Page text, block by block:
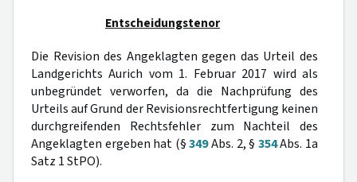
Entscheidungstenor
Die Revision des Angeklagten gegen das Urteil des
Landgerichts Aurich vom 1. Februar 2017 wird als
unbegründet verworfen, da die Nachprüfung des
Urteils auf Grund der Revisionsrechtfertigung keinen
durchgreifenden Rechtsfehler zum Nachteil des
Angeklagten ergeben hat (§349Abs. 2, § 354Abs. 1a
Satz 1 StPO).